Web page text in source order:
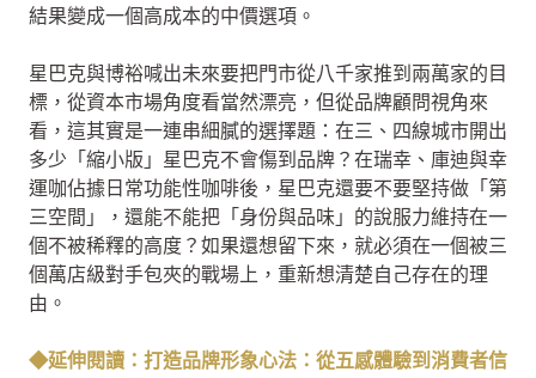
結果變成一個高成本的中價選項。
星巴克與博裕喊出未來要把門市從八千家推到兩萬家的目
標，從資本市場角度看當然漂亮，但從品牌顧問視角來
看，這其實是一連串細膩的選擇題：在三、四線城市開出
多少「縮小版」星巴克不會傷到品牌？在瑞幸、庫迪與幸
運咖佔據日常功能性咖啡後，星巴克還要不要堅持做「第
三空間」，還能不能把「身份與品味」的說服力維持在一
個不被稀釋的高度？如果還想留下來，就必須在一個被三
個萬店級對手包夾的戰場上，重新想清楚自己存在的理
由。
◆延伸閱讀：打造品牌形象心法：從五感體驗到消費者信